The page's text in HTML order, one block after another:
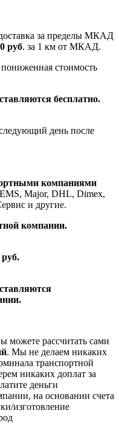
за пределы МКАД
руб. за 1 км от МКАД.
стоимость
бесплатно.
день после
компаниями
Major, DHL, Dimex,
и другие.
компании.
руб.
можете рассчитать сами
. Мы не делаем никаких
транспортной
никаких доплат за
деньги
на основании счета
изготовление